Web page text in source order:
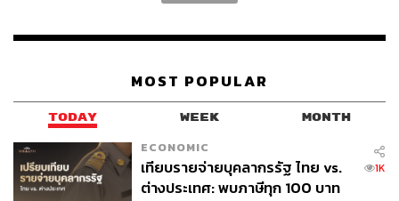
MOST POPULAR
TODAY WEEK MONTH
ECONOMIC
เทียบรายจ่ายบุคลากรรัฐ ไทย vs.
ต่างประเทศ: พบภาษีทุก 100 บาท
1K